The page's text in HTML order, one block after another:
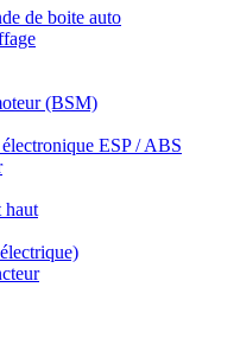
de boite auto
(BSM)
ESP / ABS
haut